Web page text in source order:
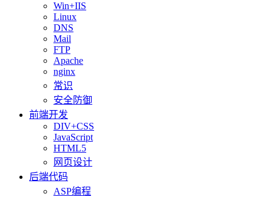
Win+IIS
Linux
DNS
Mail
FTP
Apache
nginx
常识
安全防御
前端开发
DIV+CSS
JavaScript
HTML5
网页设计
后端代码
ASP编程